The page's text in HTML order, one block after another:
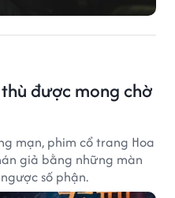
được mong chờ
mạn, phim cổ trang Hoa
giả bằng những màn
số phận.